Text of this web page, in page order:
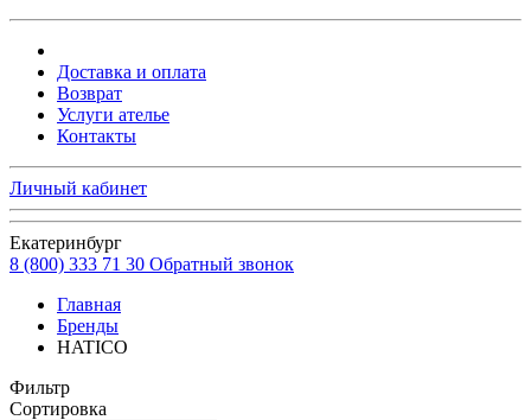
Доставка и оплата
Возврат
Услуги ателье
Контакты
Личный кабинет
Екатеринбург
8 (800) 333 71 30 Обратный звонок
Главная
Бренды
HATICO
Фильтр
Сортировка